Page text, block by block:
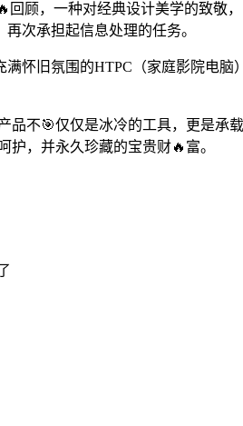
回顾，一种对经典设计美学的致敬
次承担起信息处理的任务。
怀旧氛围的HTPC（家庭影院电脑
品不🎯仅仅是冰冷的工具，更是承
护，并永久珍藏的宝贵财🔥富。